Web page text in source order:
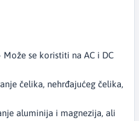
se koristiti na AC i DC
čelika, nehrđajućeg čelika,
aluminija i magnezija, ali